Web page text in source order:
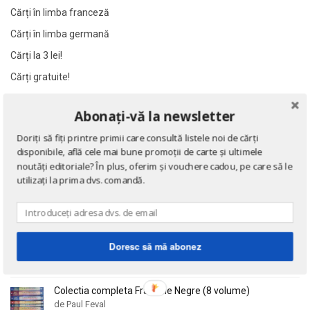
Al James
Al. Alexianu
Al. Caprariu
Alain Bombard
Alain Danielou
Alain Lallemand
Alain Lesage
Alain Manevy
Alan Dean Foster
Al James
Al. Alexianu
Al. Caprariu
Alain Bombard
Alain Danielou
Alain Lallemand
Alain Lesage
Alain Manevy
Alan Dean Foster
Cărți în limba franceză
Cărți în limba germană
Cărți la 3 lei!
Cărți gratuite!
Eseuri
de Emil Cioran
Doctrina sau Cele patru carti clasice ale Chinei
de Confucius
Colectia completa Fracurile Negre (8 volume)
de Paul Feval
Abonați-vă la newsletter
Doriți să fiți printre primii care consultă listele noi de cărți
disponibile, află cele mai bune promoții de carte și ultimele
noutăți editoriale? În plus, oferim și vouchere cadou, pe care să le
utilizați la prima dvs. comandă.
Doresc să mă abonez